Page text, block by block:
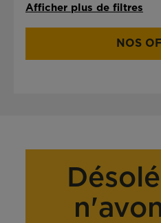
Afficher plus de filtres
NOS